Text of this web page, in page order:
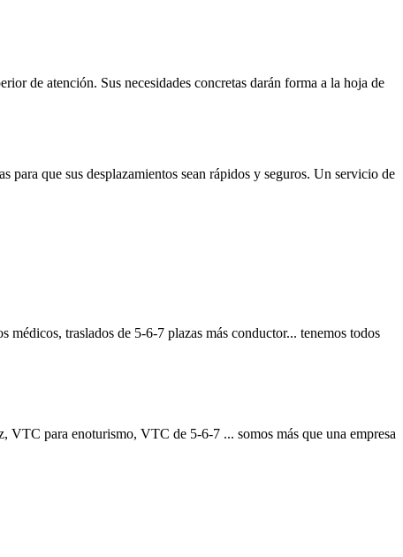
de atención. Sus necesidades concretas darán forma a la hoja de
que sus desplazamientos sean rápidos y seguros. Un servicio de
médicos, traslados de 5-6-7 plazas más conductor... tenemos todos
para enoturismo, VTC de 5-6-7 ... somos más que una empresa